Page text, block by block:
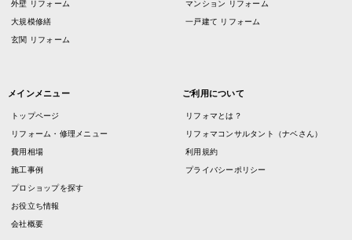
外壁 リフォーム
大規模修繕
玄関 リフォーム
マンション リフォーム
一戸建て リフォーム
メインメニュー
トップページ
リフォーム・修理メニュー
費用相場
施工事例
プロショップを探す
お役立ち情報
会社概要
ご利用について
リフォマとは？
リフォマコンサルタント（ナベさん）
利用規約
プライバシーポリシー